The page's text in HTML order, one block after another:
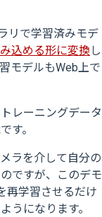
リで学習済みモデ
込める形に変換 し
モデルもWeb上で
レーニングデータ
す。
ラを介して自分の
ですが、このデモ
再学習させるだけ
うになります。